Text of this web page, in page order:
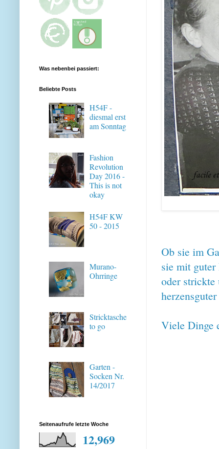
Ob sie im
sie mit
oder
Viele Dinge
Was nebenbei passiert:
Beliebte Posts
H54F -
diesmal erst
am Sonntag
Fashion
Revolution
Day 2016 -
This is not
okay
H54F KW
50 - 2015
Murano-
Ohrringe
Stricktasche
to go
Garten -
Socken Nr.
14/2017
Seitenaufrufe letzte Woche
12,969